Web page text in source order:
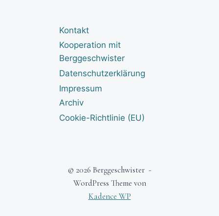
Kontakt
Kooperation mit
Berggeschwister
Datenschutzerklärung
Impressum
Archiv
Cookie-Richtlinie (EU)
© 2026 Berggeschwister -
WordPress Theme von
Kadence WP